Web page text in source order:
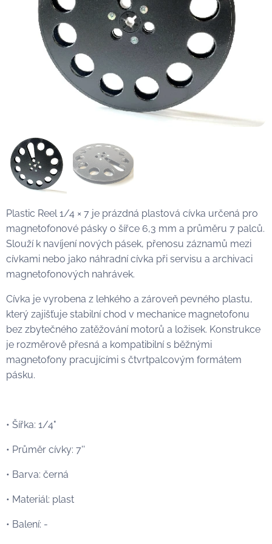
Plastic Reel 1/4 × 7 je prázdná plastová cívka určená pro
magnetofonové pásky o šířce 6,3 mm a průměru 7 palců.
Slouží k navíjení nových pásek, přenosu záznamů mezi
cívkami nebo jako náhradní cívka při servisu a archivaci
magnetofonových nahrávek.
Cívka je vyrobena z lehkého a zároveň pevného plastu,
který zajišťuje stabilní chod v mechanice magnetofonu
bez zbytečného zatěžování motorů a ložisek. Konstrukce
je rozměrově přesná a kompatibilní s běžnými
magnetofony pracujícími s čtvrtpalcovým formátem
pásku.
• Šířka: 1/4"
• Průměr cívky: 7''
• Barva: černá
• Materiál: plast
• Balení: -